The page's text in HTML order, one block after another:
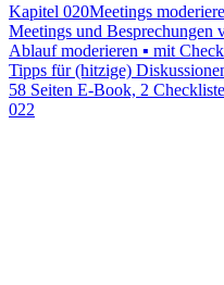
Kapitel 020Meetings
Meetings und Besprechungen
Ablauf moderieren ▪ mit
Tipps für (hitzige)
58 Seiten E-Book, 2
022